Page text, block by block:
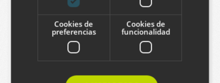
Correo electrónico
Cookies de
preferencias
Cookies de
funcionalidad